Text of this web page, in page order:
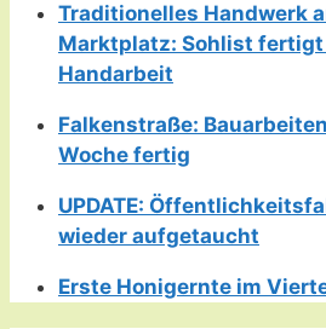
Traditionelles Handwerk
Marktplatz: Sohlist
Handarbeit
Falkenstraße:
Woche fertig
UPDATE:
wieder aufgetaucht
Erste Honigernte im